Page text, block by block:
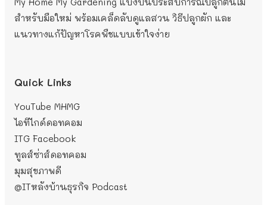
สำหรับมือใหม่ พร้อมเคล็ดลับดูแลสวน วิธีปลูกผัก และ
แนวทางแก้ปัญหาโรคพืชแบบเข้าใจง่าย
Quick Links
YouTube MHMG
ไอทีไกด์ดอทคอม
ITG Facebook
ทูลส์ซ่าส์ดอทคอม
มุมสุขภาพดี
@ITหลังบ้านธุรกิจ Podcast